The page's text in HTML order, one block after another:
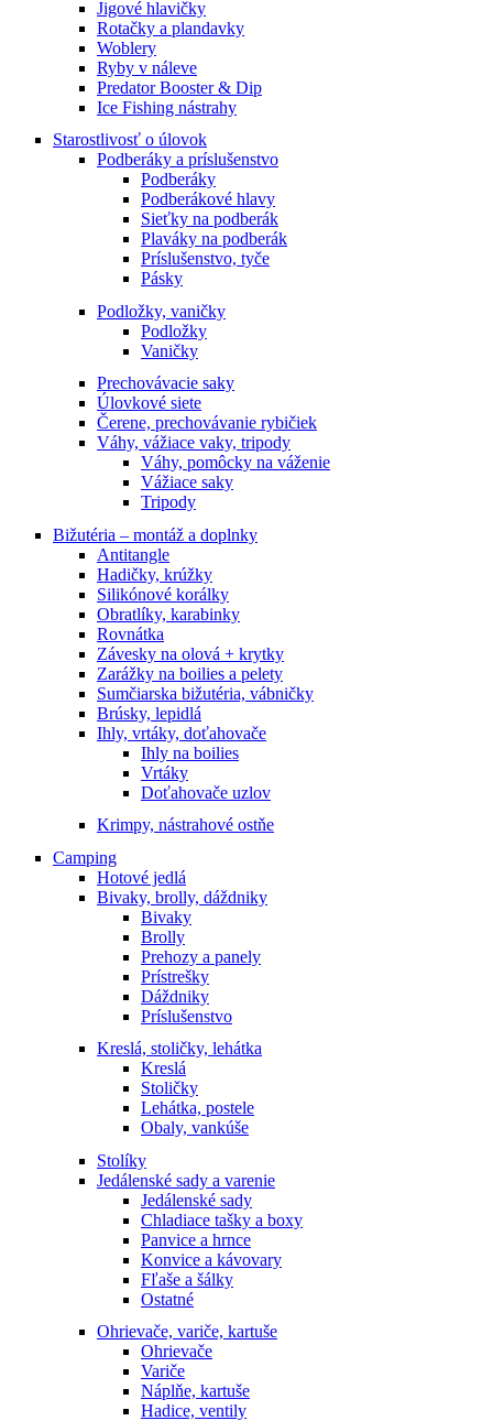
Jigové hlavičky
Rotačky a plandavky
Woblery
Ryby v náleve
Predator Booster & Dip
Ice Fishing nástrahy
Starostlivosť o úlovok
Podberáky a príslušenstvo
Podberáky
Podberákové hlavy
Sieťky na podberák
Plaváky na podberák
Príslušenstvo, tyče
Pásky
Podložky, vaničky
Podložky
Vaničky
Prechovávacie saky
Úlovkové siete
Čerene, prechovávanie rybičiek
Váhy, vážiace vaky, tripody
Váhy, pomôcky na váženie
Vážiace saky
Tripody
Bižutéria – montáž a doplnky
Antitangle
Hadičky, krúžky
Silikónové korálky
Obratlíky, karabinky
Rovnátka
Závesky na olová + krytky
Zarážky na boilies a pelety
Sumčiarska bižutéria, vábničky
Brúsky, lepidlá
Ihly, vrtáky, doťahovače
Ihly na boilies
Vrtáky
Doťahovače uzlov
Krimpy, nástrahové ostňe
Camping
Hotové jedlá
Bivaky, brolly, dáždniky
Bivaky
Brolly
Prehozy a panely
Prístrešky
Dáždniky
Príslušenstvo
Kreslá, stoličky, lehátka
Kreslá
Stoličky
Lehátka, postele
Obaly, vankúše
Stolíky
Jedálenské sady a varenie
Jedálenské sady
Chladiace tašky a boxy
Panvice a hrnce
Konvice a kávovary
Fľaše a šálky
Ostatné
Ohrievače, variče, kartuše
Ohrievače
Variče
Náplňe, kartuše
Hadice, ventily